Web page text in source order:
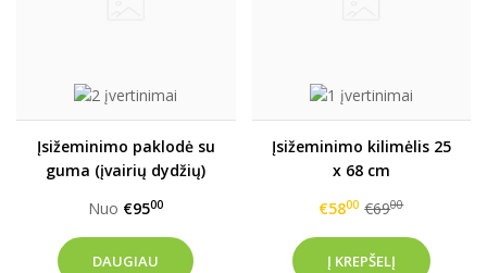
Įsižeminimo paklodė su
guma (įvairių dydžių)
Nuo €9500
DAUGIAU
Įsižeminimo kilimėlis 25
x 68 cm
€5800 €6900